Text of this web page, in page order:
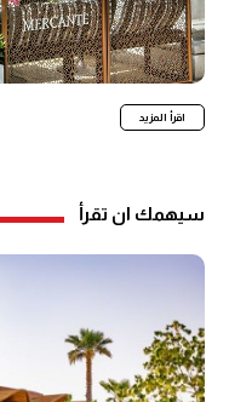
اقرأ المزيد
سيهمك ان تقرأ